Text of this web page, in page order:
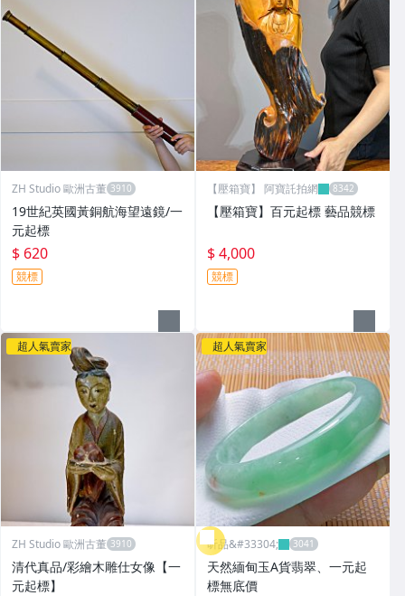
ZH Studio 歐洲古董
19世紀英國黃銅航海望遠鏡/一
元起標
$ 620
競標
【壓箱寶】 阿寶託拍網
【壓箱寶】百元起標 藝品競標
$ 4,000
競標
超人氣賣家
ZH Studio 歐洲古董
清代真品/彩繪木雕仕女像【一
元起標】
超人氣賣家
昕品&#33304;
天然緬甸玉A貨翡翠、一元起
標無底價